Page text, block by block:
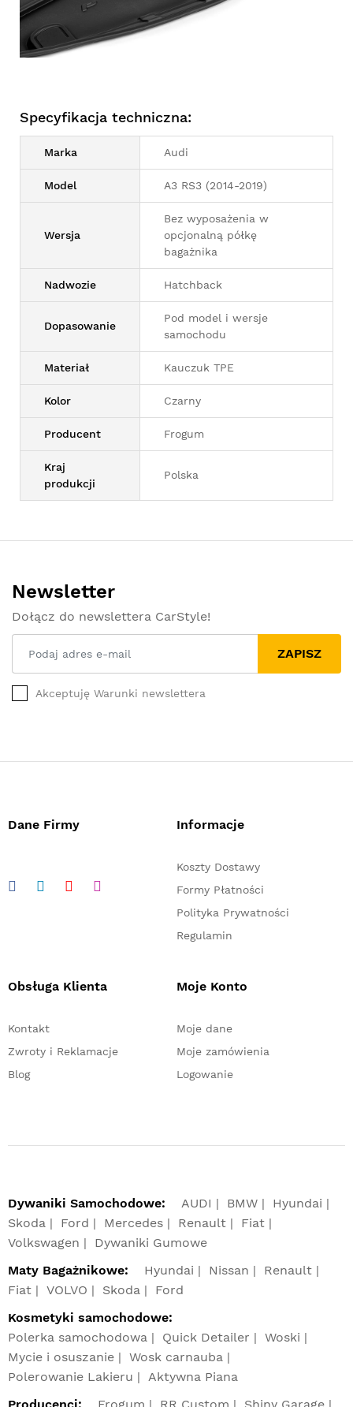
Specyfikacja techniczna:
Marka Audi
Model A3 RS3 (2014-2019)
Wersja
Bez wyposażenia w
opcjonalną półkę
bagażnika
Nadwozie Hatchback
Dopasowanie
Pod model i wersje
samochodu
Materiał Kauczuk TPE
Kolor Czarny
Producent Frogum
Kraj
produkcji
Polska
Newsletter
Dołącz do newslettera CarStyle!
ZAPISZ
Akceptuję Warunki newslettera
Dane Firmy Informacje
Koszty Dostawy
Formy Płatności
Polityka Prywatności
Regulamin
Obsługa Klienta
Kontakt
Zwroty i Reklamacje
Blog
Moje Konto
Moje dane
Moje zamówienia
Logowanie
Dywaniki Samochodowe: AUDI BMW
Hyundai
Skoda
Ford Mercedes Renault
Fiat
Volkswagen
Dywaniki Gumowe
Maty Bagażnikowe:
Hyundai Nissan
Renault
Fiat
VOLVO Skoda
Ford
Kosmetyki samochodowe:
Polerka samochodowa
Quick Detailer
Woski
Mycie i osuszanie
Wosk carnauba
Polerowanie Lakieru
Aktywna Piana